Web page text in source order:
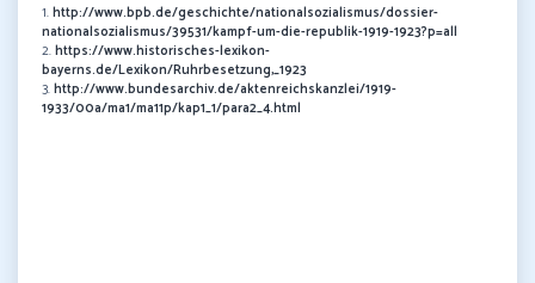
1.http://www.bpb.de/geschichte/nationalsozialismus/dossier-
nationalsozialismus/39531/kampf-um-die-republik-1919-1923?p=all
2.https://www.historisches-lexikon-
bayerns.de/Lexikon/Ruhrbesetzung,_1923
3.http://www.bundesarchiv.de/aktenreichskanzlei/1919-
1933/00a/ma1/ma11p/kap1_1/para2_4.html